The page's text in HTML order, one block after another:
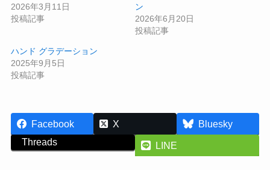
2026年3月11日
投稿記事
ン
2026年6月20日
投稿記事
ハンド グラデーション
2025年9月5日
投稿記事
Facebook X
Bluesky
Threads
LINE